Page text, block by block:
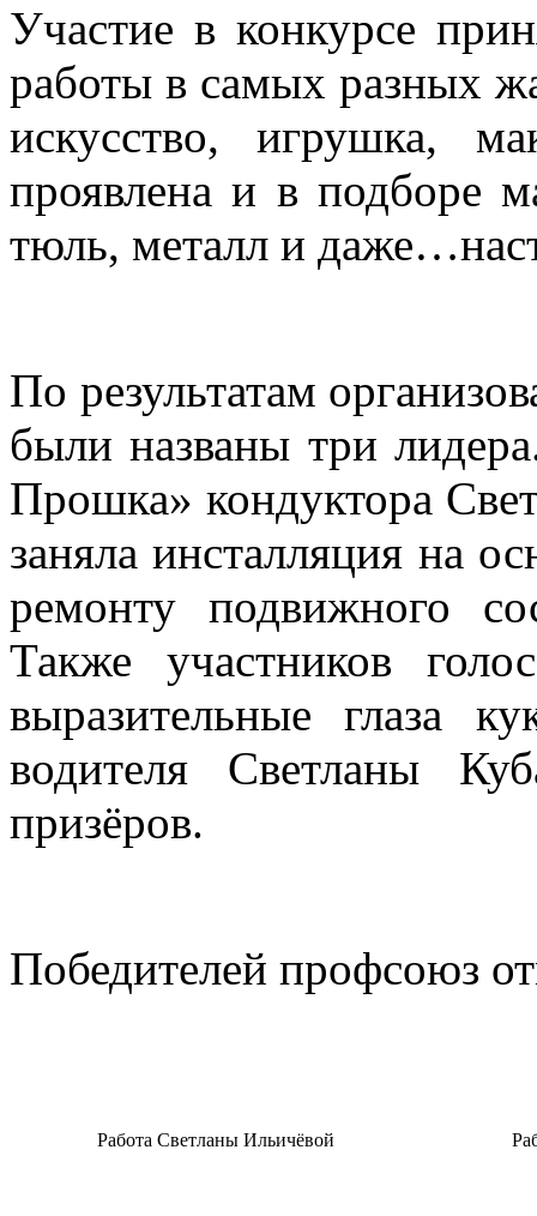
Участие в конкурсе
работы в самых разных
искусство, игрушка,
проявлена и в подборе
тюль, металл и
По результатам
были названы три
Прошка» кондуктора
заняла инсталляция на
ремонту подвижного
Также участников
выразительные глаза
водителя Светланы
призёров.
Победителей профсоюз
Работа Светланы Ильичёвой